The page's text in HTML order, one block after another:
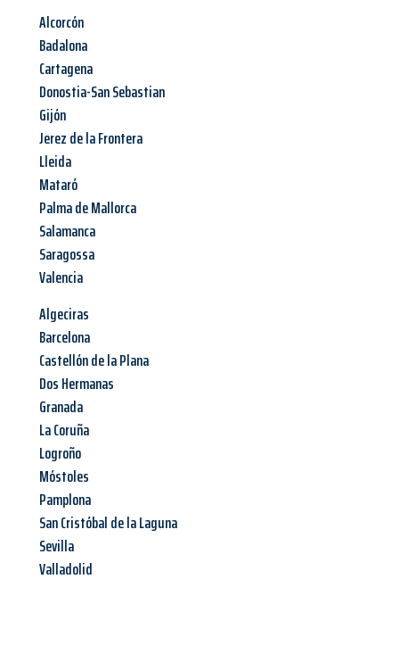
Alcorcón
Badalona
Cartagena
Donostia-San Sebastian
Gijón
Jerez de la Frontera
Lleida
Mataró
Palma de Mallorca
Salamanca
Saragossa
Valencia
Algeciras
Barcelona
Castellón de la Plana
Dos Hermanas
Granada
La Coruña
Logroño
Móstoles
Pamplona
San Cristóbal de la Laguna
Sevilla
Valladolid